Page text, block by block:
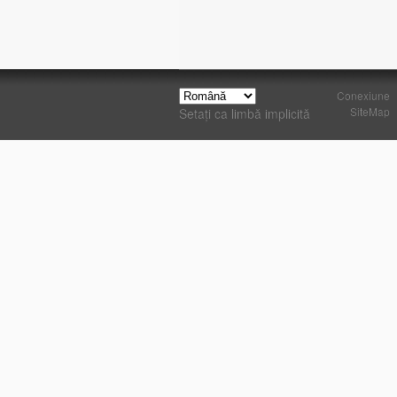
Setați ca limbă implicită
Conexiune
SiteMap